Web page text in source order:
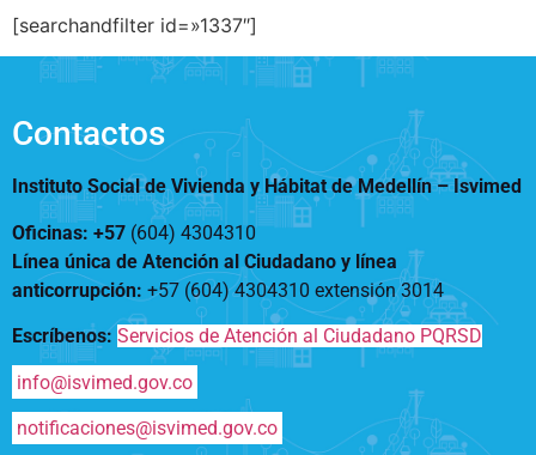
Vivienda Nueva
Vivienda un proyecto
Titulación
Arrendamiento temporal
Reconocimiento de
Edificaciones – C0
Acompañamiento Social
OPV-JVC
Convocatorias
¿Qué es el ISVIMED?
Plan de Desarrollo
Rendición de cuentas
Directorio de servidores
Encuesta de Percepción
Opciones de accesibilidad
A+ A A-
Tamaño de la
fuente
Contraste
Centro de relevo
Más Información sobre Accesibilidad
[searchandfilter id=»1337″]
Contactos
Instituto Social de Vivienda y Hábitat de Medellín –Isvimed
Oficinas: +57 (604) 4304310
Línea única de Atención al Ciudadano y línea
anticorrupción: +57 (604) 4304310 extensión3014
Escríbenos: Servicios de Atención al Ciudadano PQRSD
info@isvimed.gov.co
notificaciones@isvimed.gov.co